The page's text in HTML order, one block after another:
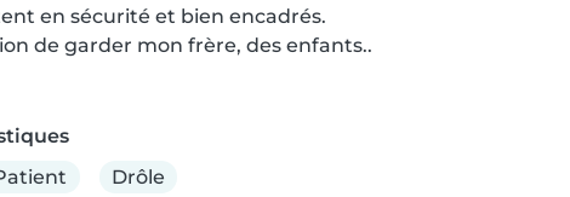
en sécurité et bien encadrés.
de garder mon frère, des enfants..
Drôle